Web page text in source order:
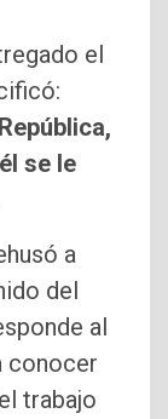
el
se le
a
del
al
conocer
trabajo